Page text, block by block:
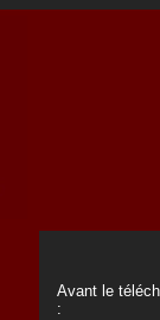
Avant le
: